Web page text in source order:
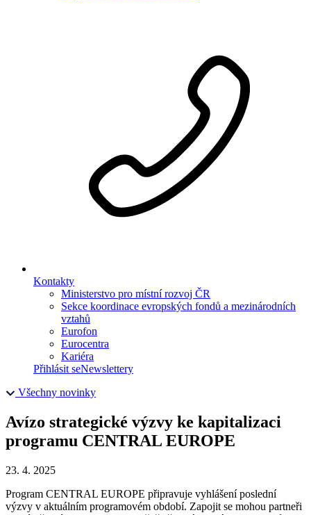
Kontakty
Ministerstvo pro místní rozvoj ČR
Sekce koordinace evropských fondů a mezinárodních
vztahů
Eurofon
Eurocentra
Kariéra
Přihlásit seNewslettery
Všechny novinky
Avízo strategické výzvy ke kapitalizaci
programu CENTRAL EUROPE
23. 4. 2025
Program CENTRAL EUROPE připravuje vyhlášení poslední
výzvy v aktuálním programovém období. Zapojit se mohou partneři